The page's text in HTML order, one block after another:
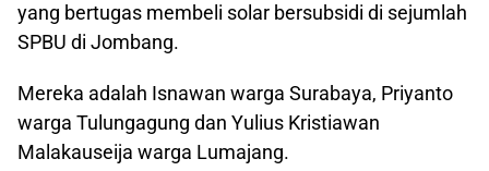
yang bertugas membeli solar bersubsidi di sejumlah
SPBU di Jombang.
Mereka adalah Isnawan warga Surabaya, Priyanto
warga Tulungagung dan Yulius Kristiawan
Malakauseija warga Lumajang.